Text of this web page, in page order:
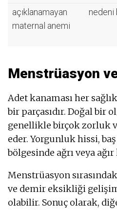
açıklanamayan
maternal anemi
nedeni
Menstrüasyon
Adet kanaması her
bir parçasıdır. Doğal bir
genellikle birçok zorluk
eder. Yorgunluk hissi,
bölgesinde ağrı veya
Menstrüasyon
ve demir eksikliği
olabilir. Sonuç olarak,